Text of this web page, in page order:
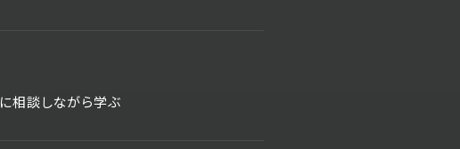
相談しながら学ぶ